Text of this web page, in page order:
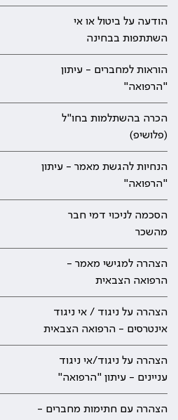
הודעה על ביטול או אי
השתתפות בבחינה
הוראות למחברים - עיתון
"הרפואה"
הכרה בהשתלמות בחו"ל
(פלושיפ)
הנחיות להגשת מאמר - עיתון
"הרפואה"
הסכמה לניכוי דמי חבר
מהשכר
הצהרה למגישי מאמר -
הרפואה הצבאית
הצהרה על ניגוד / אי ניגוד
אינטרסים - הרפואה הצבאית
הצהרה על ניגוד/אי ניגוד
עניינים - עיתון "הרפואה"
הצהרה עם חתימות מחברים -